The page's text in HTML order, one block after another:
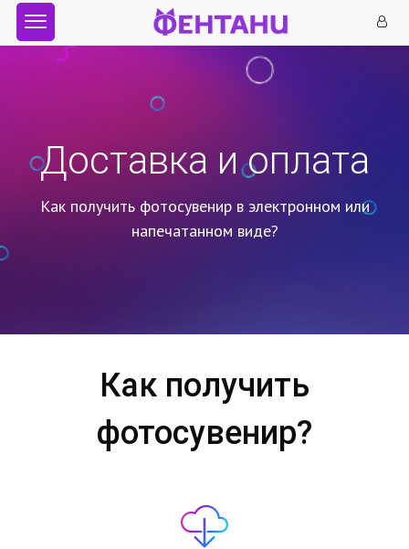
Доставка и оплата
Как получить фотосувенир в электронном или
напечатанном виде?
Как получить
фотосувенир?